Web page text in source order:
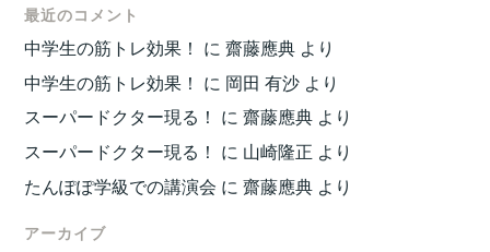
最近のコメント
中学生の筋トレ効果！ に齋藤應典 より
中学生の筋トレ効果！ に 岡田 有沙 より
スーパードクター現る！ に齋藤應典 より
スーパードクター現る！ に 山崎隆正 より
たんぽぽ学級での講演会 に齋藤應典 より
アーカイブ